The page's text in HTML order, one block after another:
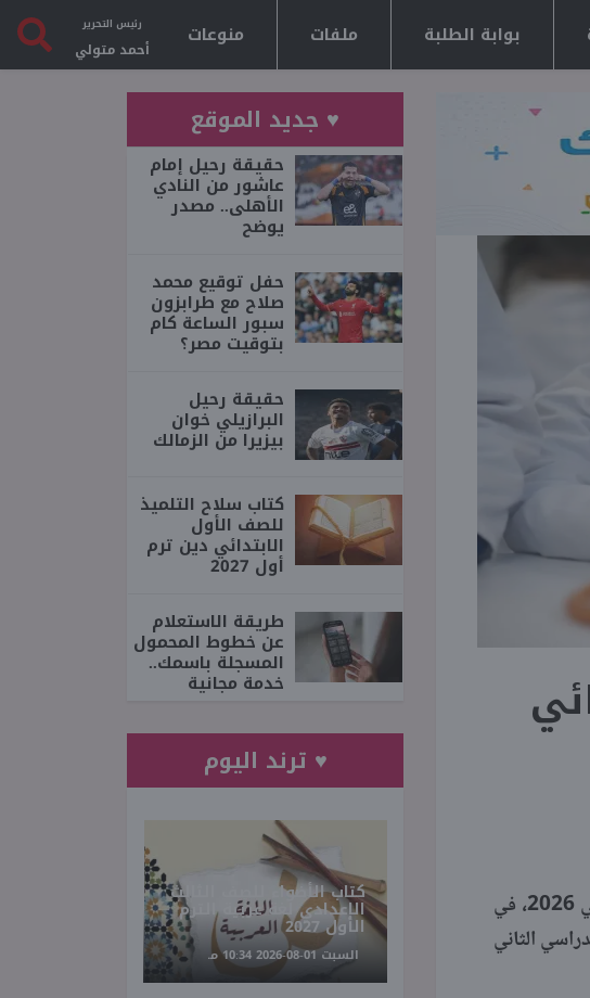
بوابة الطلبة ملفات منوعات رئيس التحرير
أحمد متولي
يتيح موقع «شبابيك» رابط تحميل كتاب الأضواء للصف الخامس الابتدائي علوم pdf ترم ثاني 2026، في
الثاني
♥ جديد الموقع
حقيقة رحيل إمام
عاشور من النادي
الأهلى.. مصدر
يوضح
حفل توقيع محمد
صلاح مع طرابزون
سبور الساعة كام
بتوقيت مصر؟
حقيقة رحيل
البرازيلي خوان
بيزيرا من الزمالك
كتاب سلاح التلميذ
للصف الأول
الابتدائي دين ترم
أول 2027
طريقة الاستعلام
عن خطوط المحمول
المسجلة باسمك..
خدمة مجانية
♥ ترند اليوم
كتاب الأضواء للصف الثالث
الإعدادي لغة عربية الترم
الأول 2027
السبت 01-08-2026 10:34 مـ